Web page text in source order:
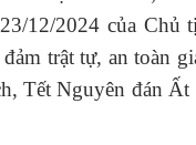
12/2024 của Chủ
trật tự, an toàn
Tết Nguyên đán